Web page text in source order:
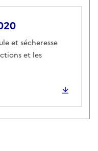
et sécheresse
et les